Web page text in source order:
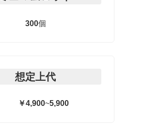
300個
想定上代
￥4,900~5,900